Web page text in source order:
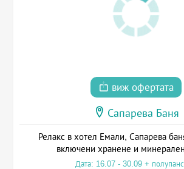
виж офертата
Сапарева Баня
Релакс в хотел Емали, Сапарева
включени хранене и
Дата: 16.07 - 30.09 +